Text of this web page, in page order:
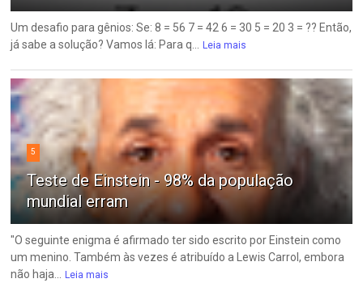
Um desafio para gênios: Se: 8 = 56 7 = 42 6 = 30 5 = 20 3 = ?? Então,
já sabe a solução? Vamos lá: Para q... Leia mais
5
Teste de Einstein - 98% da população
mundial erram
"O seguinte enigma é afirmado ter sido escrito por Einstein como
um menino. Também às vezes é atribuído a Lewis Carrol, embora
não haja... Leia mais